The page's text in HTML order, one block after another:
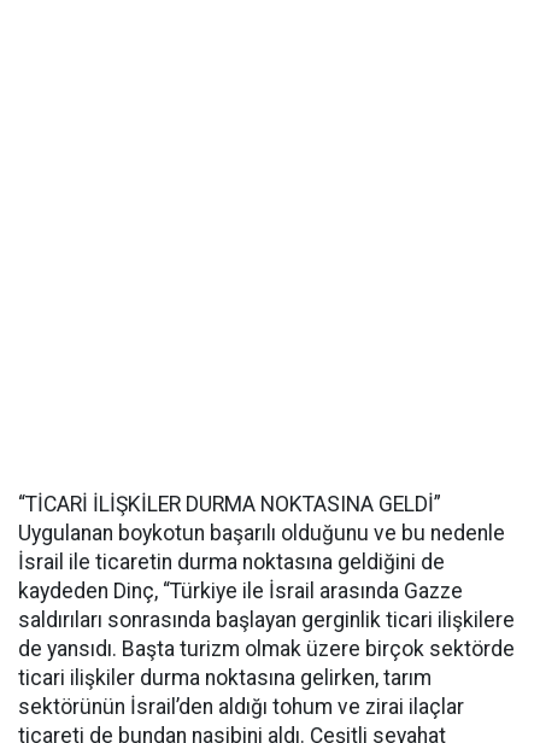
“TİCARİ İLİŞKİLER DURMA NOKTASINA GELDİ”
Uygulanan boykotun başarılı olduğunu ve bu nedenle
İsrail ile ticaretin durma noktasına geldiğini de
kaydeden Dinç, “Türkiye ile İsrail arasında Gazze
saldırıları sonrasında başlayan gerginlik ticari ilişkilere
de yansıdı. Başta turizm olmak üzere birçok sektörde
ticari ilişkiler durma noktasına gelirken, tarım
sektörünün İsrail’den aldığı tohum ve zirai ilaçlar
ticareti de bundan nasibini aldı. Çeşitli seyahat